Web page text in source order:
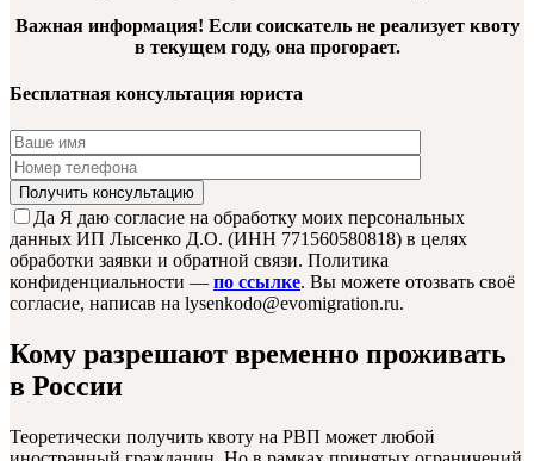
Важная информация! Если соискатель не реализует квоту
в текущем году, она прогорает.
Бесплатная консультация юриста
Да Я даю согласие на обработку моих персональных
данных ИП Лысенко Д.О. (ИНН 771560580818) в целях
обработки заявки и обратной связи. Политика
конфиденциальности — по ссылке. Вы можете отозвать своё
согласие, написав на lysenkodo@evomigration.ru.
Кому разрешают временно проживать
в России
Теоретически получить квоту на РВП может любой